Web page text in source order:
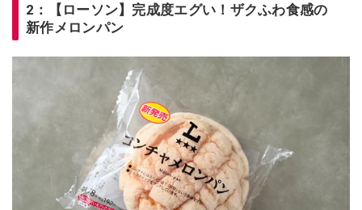
2：【ローソン】完成度エグい！ザクふわ食感の
新作メロンパン